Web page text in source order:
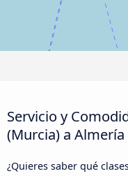
Servicio y
(Murcia) a Almería
¿Quieres saber qué